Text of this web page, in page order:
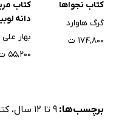
کتاب نجواها
گرگ هاوارد
۱۷۴,۸۰۰ ت
کتاب
دانه
بهار
۵۵,۲۰۰ ت
برچسب‌ها: 9 تا 12 سال ،